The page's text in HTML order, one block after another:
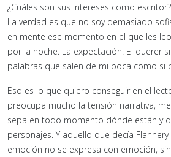
¿Cuáles son sus intereses como escritor?
La verdad es que no soy demasiado
en mente ese momento en el que les
por la noche. La expectación. El querer
palabras que salen de mi boca como si
Eso es lo que quiero conseguir en el
preocupa mucho la tensión narrativa,
sepa en todo momento dónde están y
personajes. Y aquello que decía
emoción no se expresa con emoción,